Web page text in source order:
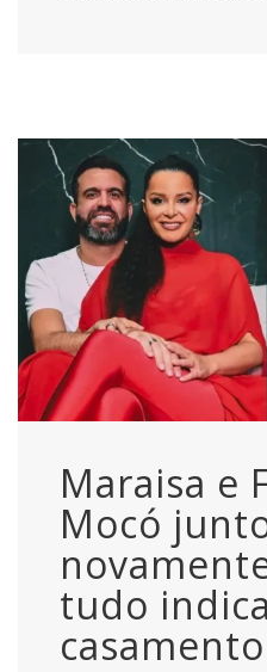
Maraisa e
Mocó
tudo